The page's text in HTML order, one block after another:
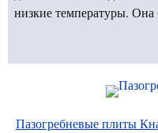
низкие температуры. Она
Пазогребневые плиты